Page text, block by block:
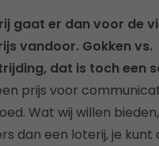
gaat er dan voor de
vandoor. Gokken vs.
dat is toch een
prijs voor
Wat wij willen
dan een loterij, je kunt